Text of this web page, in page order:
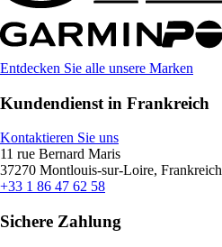
Entdecken Sie alle unsere Marken
Kundendienst in Frankreich
Kontaktieren Sie uns
11 rue Bernard Maris
37270 Montlouis-sur-Loire, Frankreich
+33 1 86 47 62 58
Sichere Zahlung